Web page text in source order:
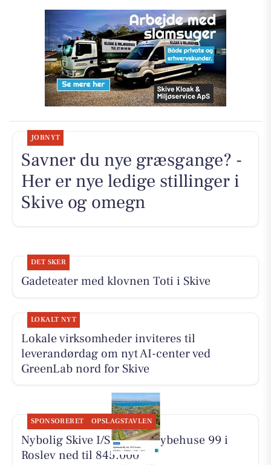
JOBNYT
Savner du nye græsgange? -
Her er nye ledige stillinger i
Skive og omegn
DET SKER
Gadeteater med klovnen Toti i Skive
LOKALT NYT
Lokale virksomheder inviteres til
leverandørdag om nyt AI-center ved
GreenLab nord for Skive
SPONSORERET OPSLAGSTAVLEN
Nybolig Skive I/S har sat Kybehuse 99 i
Roslev ned til 845.000